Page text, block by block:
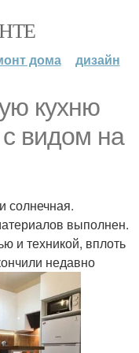
дома дизайн
кухню
видом на
солнечная.
выполнен.
и техникой, вплоть
недавно